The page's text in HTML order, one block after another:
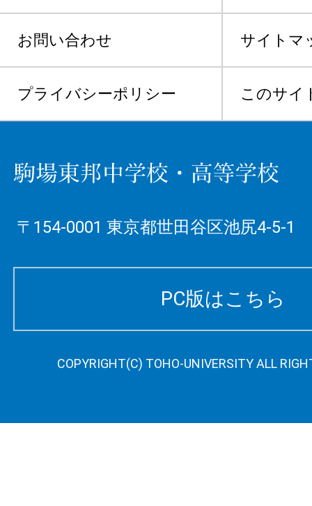
お問い合わせ サイトマ
プライバシーポリシー このサイ
〒154-0001 東京都世田谷区池尻4-5-1
PC版はこちら
COPYRIGHT(C) TOHO-UNIVERSITY ALL